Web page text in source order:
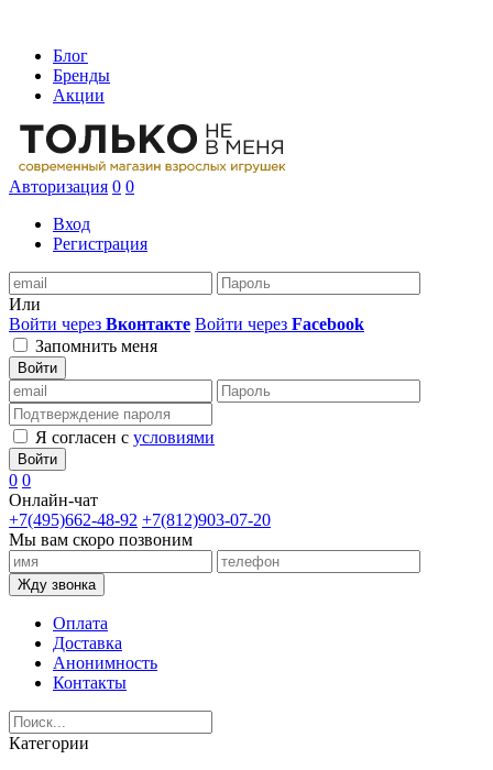
Блог
Бренды
Акции
Авторизация 0 0
Вход
Регистрация
Или
Войти через Вконтакте Войти через Facebook
Запомнить меня
Войти
Я согласен с условиями
Войти
0 0
Онлайн-чат
+7(495)662-48-92 +7(812)903-07-20
Мы вам скоро позвоним
Жду звонка
Оплата
Доставка
Анонимность
Контакты
Категории